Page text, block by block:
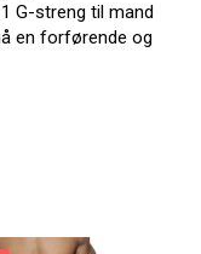
G-streng til mand
en forførende og